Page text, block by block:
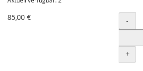
85,00 € -
+